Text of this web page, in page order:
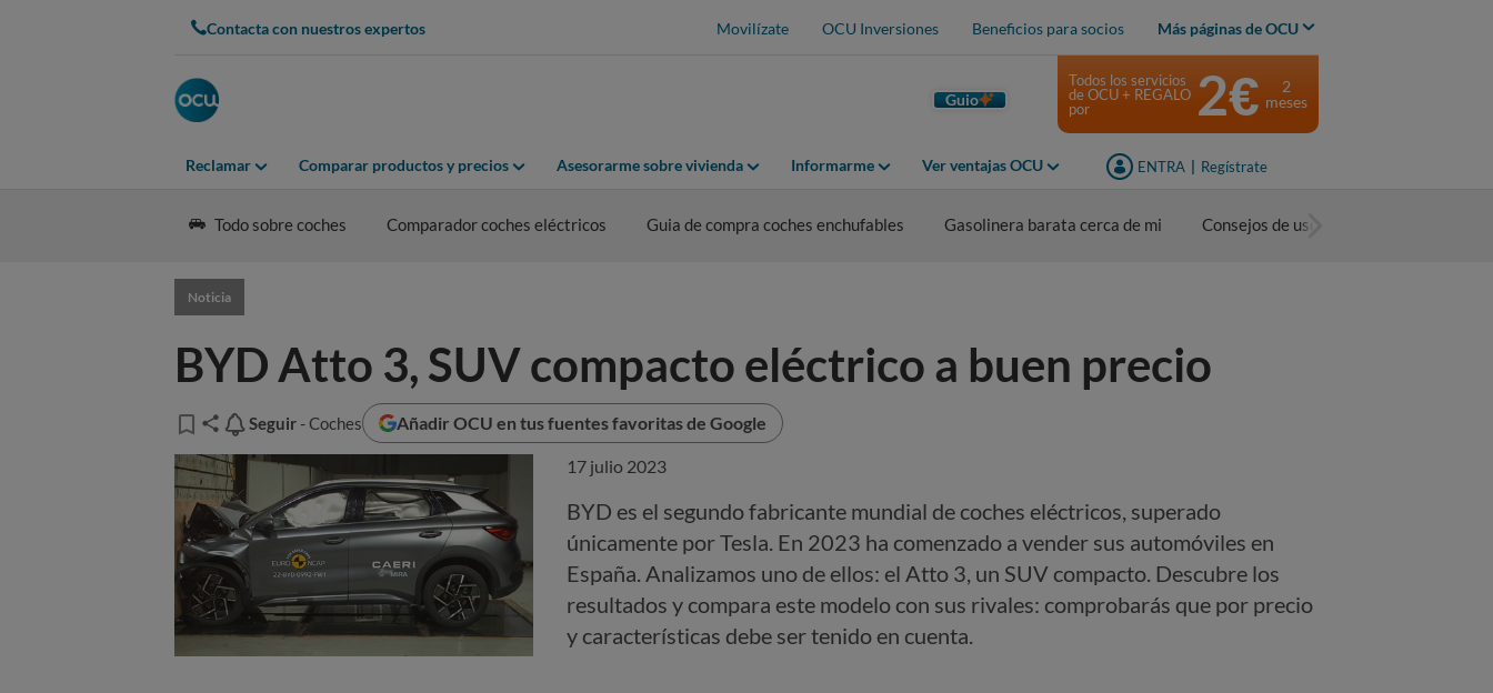
Contacta con nuestros expertos Movilízate OCU Inversiones Beneficios para socios Más páginas de OCU
Guio
Reclamar Comparar productos y precios Asesorarme sobre vivienda Informarme Ver ventajas OCU ENTRA Regístrate
Todos los servicios
de OCU + REGALO
por
2€
2
meses
Todo sobre coches Comparador coches eléctricos Guia de compra coches enchufables Gasolinera barata cerca de mi Consejos de uso
Noticia
BYD Atto 3, SUV compacto eléctrico a buen precio
Seguir
Seguir - Coches Añadir OCU en tus fuentes favoritas de Google
17 julio 2023
BYD es el segundo fabricante mundial de coches eléctricos, superado
únicamente por Tesla. En 2023 ha comenzado a vender sus automóviles en
España. Analizamos uno de ellos: el Atto 3, un SUV compacto. Descubre los
resultados y compara este modelo con sus rivales: comprobarás que por precio
y características debe ser tenido en cuenta.